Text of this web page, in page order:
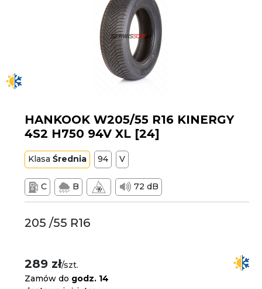
HANKOOK W205/55 R16 KINERGY
4S2 H750 94V XL [24]
KlasaŚrednia 94 V
C B 72 dB
205 /55 R16
289 zł/szt.
Zamów do godz. 14